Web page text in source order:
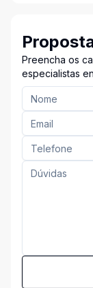
Preencha os
especialistas